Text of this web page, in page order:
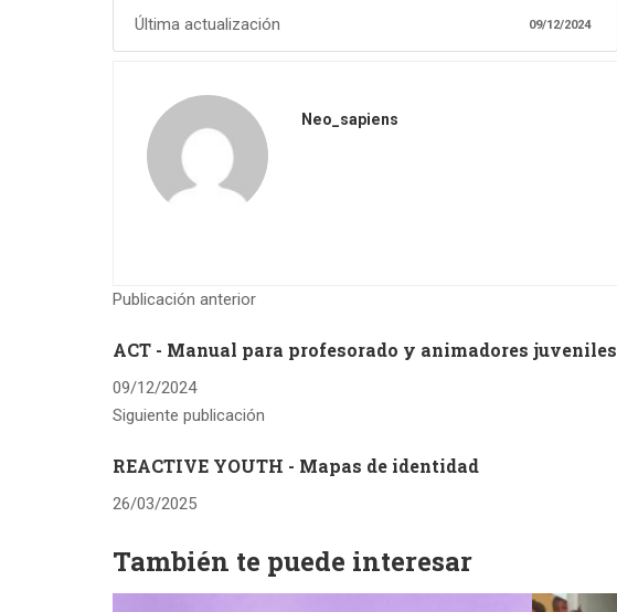
Última actualización 09/12/2024
Neo_sapiens
Publicación anterior
ACT - Manual para profesorado y animadores juveniles
09/12/2024
Siguiente publicación
REACTIVE YOUTH - Mapas de identidad
26/03/2025
También te puede interesar